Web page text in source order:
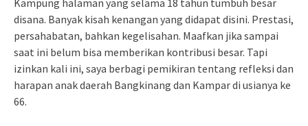
disana. Banyak kisah kenangan yang didapat disini. Prestasi,
persahabatan, bahkan kegelisahan. Maafkan jika sampai
saat ini belum bisa memberikan kontribusi besar. Tapi
izinkan kali ini, saya berbagi pemikiran tentang refleksi dan
harapan anak daerah Bangkinang dan Kampar di usianya ke
66.